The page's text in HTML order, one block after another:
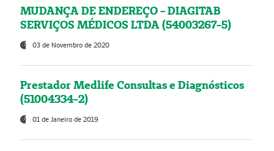
MUDANÇA DE ENDEREÇO - DIAGITAB
SERVIÇOS MÉDICOS LTDA (54003267-5)
03 de Novembro de 2020
Prestador Medlife Consultas e Diagnósticos
(51004334-2)
01 de Janeiro de 2019